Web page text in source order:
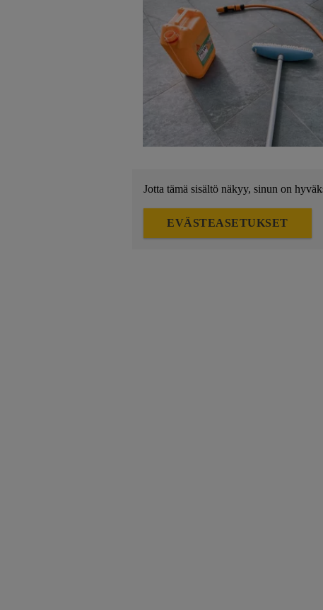
Jotta tämä sisältö näkyy, sinun on
EVÄSTEASETUKSET